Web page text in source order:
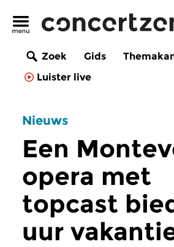
Zoek Gids
Luister live
Nieuws
Een
opera met
topcast
uur